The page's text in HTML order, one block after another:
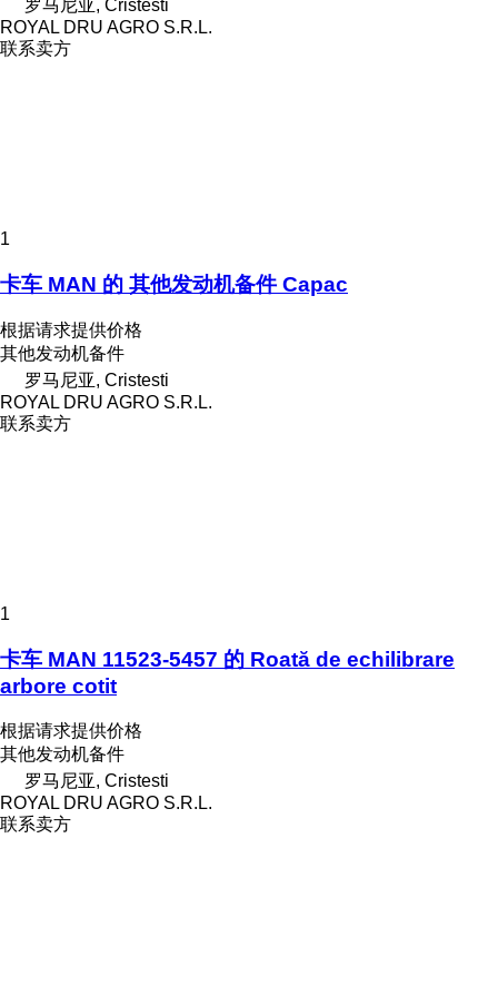
罗马尼亚, Cristesti
ROYAL DRU AGRO S.R.L.
联系卖方
1
卡车 MAN 的 其他发动机备件 Capac
根据请求提供价格
其他发动机备件
罗马尼亚, Cristesti
ROYAL DRU AGRO S.R.L.
联系卖方
1
卡车 MAN 11523-5457 的 Roată de echilibrare
arbore cotit
根据请求提供价格
其他发动机备件
罗马尼亚, Cristesti
ROYAL DRU AGRO S.R.L.
联系卖方